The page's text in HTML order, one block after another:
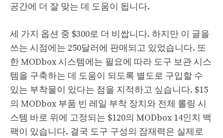
공간에 더 잘 맞는 데 도움이 됩니다.
세 가지 옵션 중 $300로 더 비쌉니다. 하지만 이 글을
쓰는 시점에는 250달러에 판매되고 있었습니다. 또
한 MODbox 시스템에는 필요에 따라 도구 보관 시스
템을 구축하는 데 도움이 되도록 별도로 구입할 수
있는 부착물이 있다는 점을 지적하고 싶습니다. $15
의 MODbox 부품 빈 레일 부착 장치와 전체 롤링 시
스템 바로 위에 고정되는 $120의 MODbox 14인치 백
팩이 있습니다. 결국 도구 구성의 잠재력은 실제로